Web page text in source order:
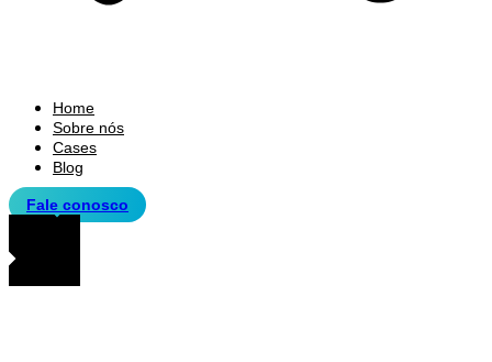
Home
Sobre nós
Cases
Blog
Fale conosco